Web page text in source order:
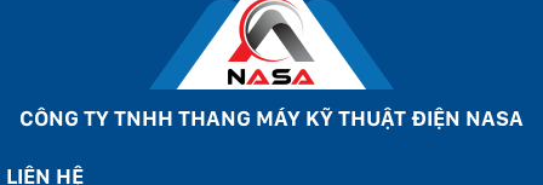
CÔNG TY TNHH THANG MÁY KỸ THUẬT ĐIỆN NASA
LIÊN HỆ